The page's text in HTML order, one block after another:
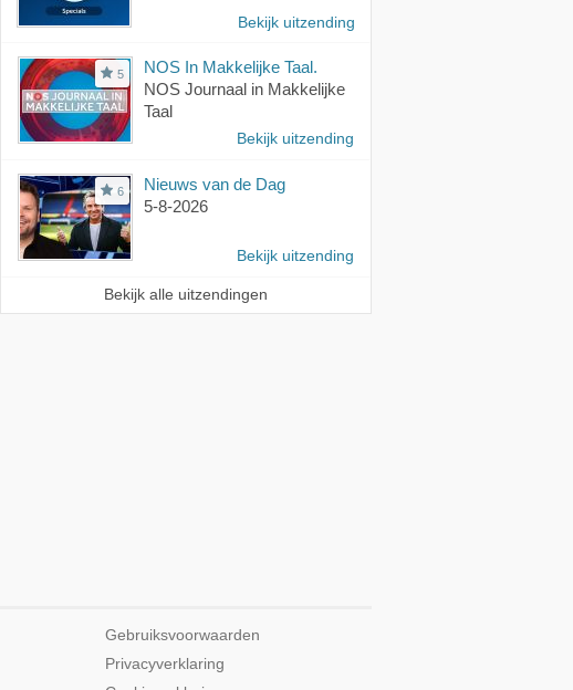
Bekijk uitzending
5
NOS In Makkelijke Taal.
NOS Journaal in Makkelijke
Taal
Bekijk uitzending
6
Nieuws van de Dag
5-8-2026
Bekijk uitzending
Bekijk alle uitzendingen
Gebruiksvoorwaarden
Privacyverklaring